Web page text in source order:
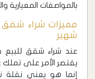
بالمواصفات المعيارية
مميزات شراء شقق
شهير
عند شراء شقق للبيع
يقتصر الأمر على تملك
إنما هو يعني نقلة